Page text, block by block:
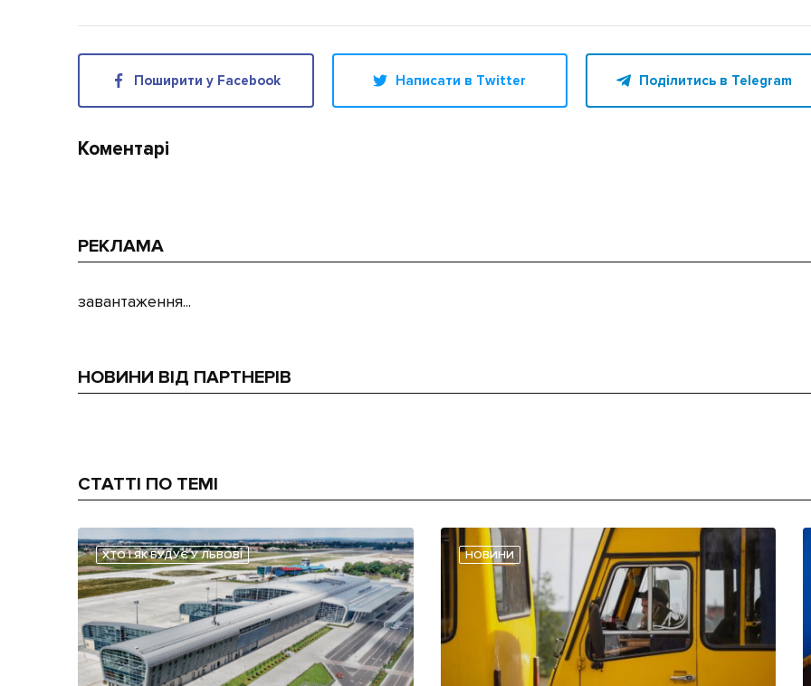
Поширити у Facebook Написати в Twitter Поділитись в Telegram
Коментарі
РЕКЛАМА
завантаження...
НОВИНИ ВІД ПАРТНЕРІВ
СТАТТІ ПО ТЕМІ
ХТО І ЯК БУДУЄ У ЛЬВОВІ НОВИНИ